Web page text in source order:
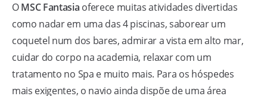
OMSC Fantasia oferece muitas atividades divertidas
como nadar em uma das 4 piscinas, saborear um
coquetel num dos bares, admirar a vista em alto mar,
cuidar do corpo na academia, relaxar com um
tratamento no Spa e muito mais. Para os hóspedes
mais exigentes, o navio ainda dispõe de uma área